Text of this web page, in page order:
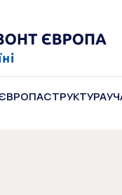
СТРУКТУРА